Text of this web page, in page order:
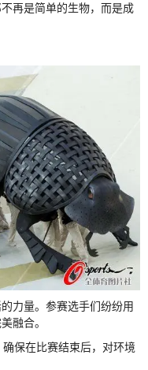
再是简单的生物，而是成
力量。参赛选手们纷纷用
融合。
保在比赛结束后，对环境